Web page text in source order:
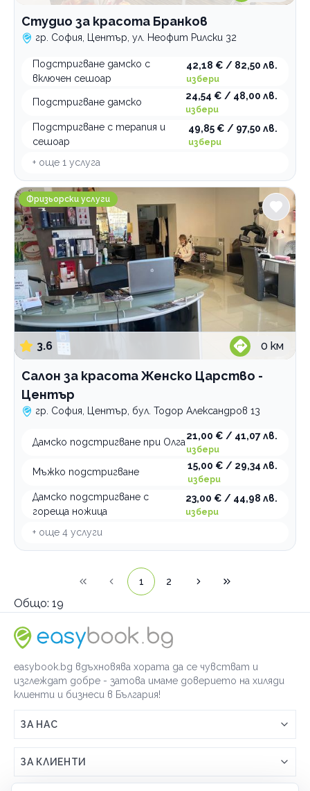
Студио за красота Бранков
гр. София, Център, ул. Неофит Рилски 32
Подстригване дамско с
включен сешоар
42,18 € / 82,50 лв.
избери
Подстригване дамско
24,54 € / 48,00 лв.
избери
Подстригване с терапия и
сешоар
49,85 € / 97,50 лв.
избери
+ още 1 услуга
Салон за красота Женско Царство - Център
Фризьорски услуги
3.6 0 км
Салон за красота Женско Царство -
Център
гр. София, Център, бул. Тодор Александров 13
Дамско подстригване при Олга
21,00 € / 41,07 лв.
избери
Мъжко подстригване
15,00 € / 29,34 лв.
избери
Дамско подстригване с
гореща ножица
23,00 € / 44,98 лв.
избери
+ още 4 услуги
1 2
Общо: 19
easybook.bg вдъхновява хората да се чувстват и
изглеждат добре - затова имаме доверието на хиляди
клиенти и бизнеси в България!
ЗА НАС
Връзка с easybook.bg
Как работи easybook
ЗА КЛИЕНТИ